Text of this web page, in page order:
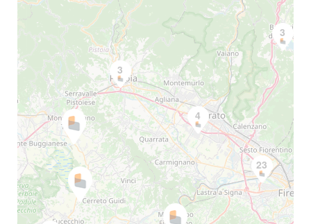
23
3
3
4